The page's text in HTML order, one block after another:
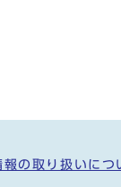
報の取り扱いにつ